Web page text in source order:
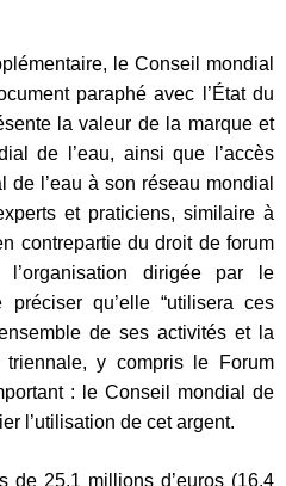
le Conseil mondial
paraphé avec l’État du
la valeur de la marque et
de l’eau, ainsi que l’accès
l’eau à son réseau mondial
et praticiens, similaire à
contrepartie du droit de forum
l’organisation dirigée par le
qu’elle “utilisera ces
de ses activités et la
y compris le Forum
: le Conseil mondial de
l’utilisation de cet argent.
de 25,1 millions d’euros (16,4